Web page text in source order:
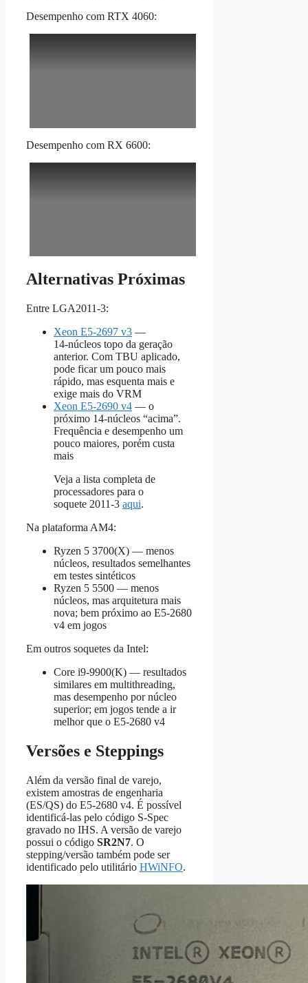
Desempenho com RTX 4060:
Desempenho com RX 6600:
Alternativas Próximas
Entre LGA2011‑3:
Xeon E5‑2697 v3 —
14‑núcleos topo da geração
anterior. Com TBU aplicado,
pode ficar um pouco mais
rápido, mas esquenta mais e
exige mais do VRM
Xeon E5‑2690 v4 — o
próximo 14‑núcleos “acima”.
Frequência e desempenho um
pouco maiores, porém custa
mais
Veja a lista completa de
processadores para o
soquete 2011‑3 aqui.
Na plataforma AM4:
Ryzen 5 3700(X) — menos
núcleos, resultados semelhantes
em testes sintéticos
Ryzen 5 5500 — menos
núcleos, mas arquitetura mais
nova; bem próximo ao E5‑2680
v4 em jogos
Em outros soquetes da Intel:
Core i9‑9900(K) — resultados
similares em multithreading,
mas desempenho por núcleo
superior; em jogos tende a ir
melhor que o E5‑2680 v4
Versões e Steppings
Além da versão final de varejo,
existem amostras de engenharia
(ES/QS) do E5‑2680 v4. É possível
identificá‑las pelo código S-Spec
gravado no IHS. A versão de varejo
possui o código SR2N7. O
stepping/versão também pode ser
identificado pelo utilitário HWiNFO.